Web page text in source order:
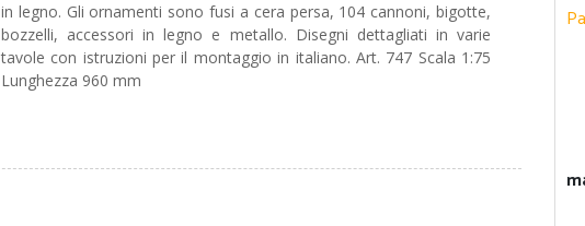
in legno. Gli ornamenti sono fusi a cera persa, 104 cannoni, bigotte,
bozzelli, accessori in legno e metallo. Disegni dettagliati in varie
tavole con istruzioni per il montaggio in italiano. Art. 747 Scala 1:75
Lunghezza 960 mm